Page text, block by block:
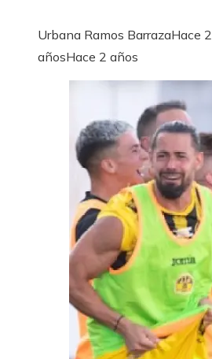
Urbana Ramos BarrazaHace 2
añosHace 2 años